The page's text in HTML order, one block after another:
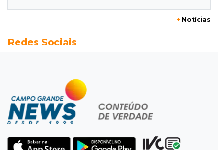
Grávida acha barata em hambúrguer e
Veja os horários
Velório de Luis Pedro Scalise será no Rubens
Gil de Camillo nesta sexta-feira
Nova lei pune deepfakes sexuais com crianças
+ Notícias
Redes Sociais